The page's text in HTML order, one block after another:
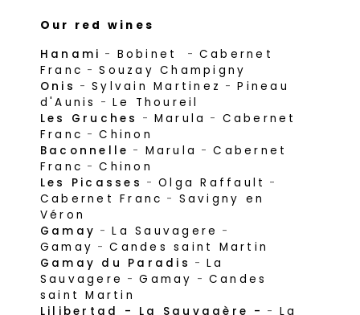
Our red wines
Hanami - Bobinet - Cabernet
Franc - Souzay Champigny
Onis - Sylvain Martinez - Pineau
d'Aunis - Le Thoureil
Les Gruches - Marula - Cabernet
Franc - Chinon
Baconnelle - Marula - Cabernet
Franc - Chinon
Les Picasses - Olga Raffault -
Cabernet Franc - Savigny en
Véron
Gamay - La Sauvagere -
Gamay - Candes saint Martin
Gamay du Paradis - La
Sauvagere - Gamay - Candes
saint Martin
Lilibertad - La Sauvagère - - La